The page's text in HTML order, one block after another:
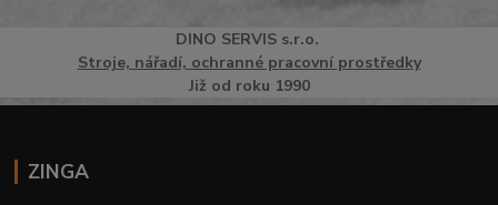
DINO SERVISs.r.o.
Stroje, nářadí, ochranné pracovní prostředky
Již od roku 1990
ZINGA